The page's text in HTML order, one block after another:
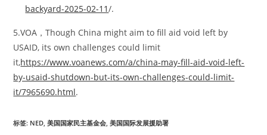
backyard-2025-02-11/.
5.VOA，Though China might aim to fill aid void left by
USAID, its own challenges could limit
it,https://www.voanews.com/a/china-may-fill-aid-void-left-
by-usaid-shutdown-but-its-own-challenges-could-limit-
it/7965690.html.
标签: NED 美国国家民主基金会 美国国际发展援助署